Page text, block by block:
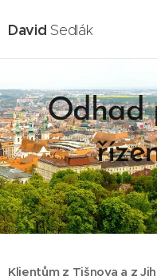
DavidSedlák
Odhad
Klientům z Tišnova a z